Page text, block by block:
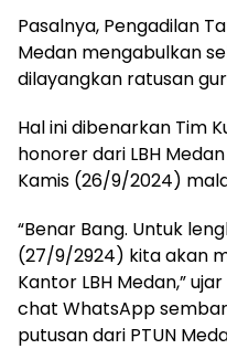
Pasalnya, Pengadilan
Medan mengabulkan
dilayangkan ratusan
Hal ini dibenarkan Tim
honorer dari LBH
Kamis (26/9/2024)
“Benar Bang. Untuk
(27/9/2924) kita akan
Kantor LBH Medan,”
chat WhatsApp
putusan dari PTUN